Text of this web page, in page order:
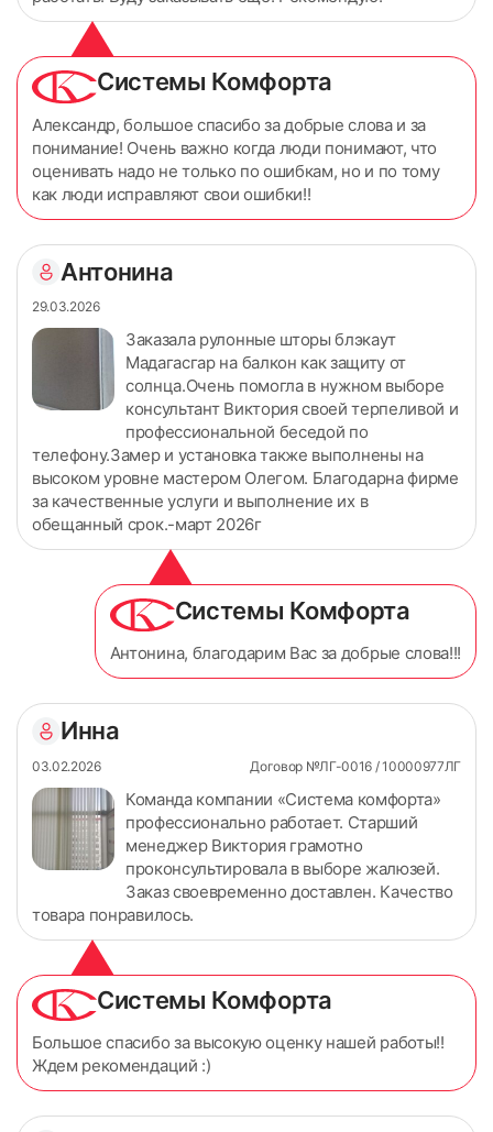
Системы Комфорта
Александр, большое спасибо за добрые слова и за
понимание! Очень важно когда люди понимают, что
оценивать надо не только по ошибкам, но и по тому
как люди исправляют свои ошибки!!
Антонина
29.03.2026
Заказала рулонные шторы блэкаут
Мадагасгар на балкон как защиту от
солнца.Очень помогла в нужном выборе
консультант Виктория своей терпеливой и
профессиональной беседой по
телефону.Замер и установка также выполнены на
высоком уровне мастером Олегом. Благодарна фирме
за качественные услуги и выполнение их в
обещанный срок.-март 2026г
Системы Комфорта
Антонина, благодарим Вас за добрые слова!!!
Инна
03.02.2026 Договор №ЛГ-0016 / 10000977ЛГ
Команда компании «Система комфорта»
профессионально работает. Старший
менеджер Виктория грамотно
проконсультировала в выборе жалюзей.
Заказ своевременно доставлен. Качество
товара понравилось.
Системы Комфорта
Большое спасибо за высокую оценку нашей работы!!
Ждем рекомендаций :)